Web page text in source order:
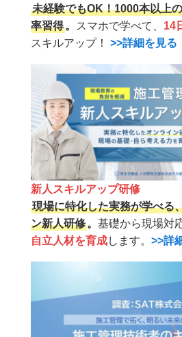
未経験でもOK！1000本以上
率習得。 スマホで学べて、 14
スキルアップ！ >>詳細を見る
新人スキルアップ研修
現場に特化した実務が学べる
ン新人研修。 基礎から現場対
自立人材を育成します。 >>詳